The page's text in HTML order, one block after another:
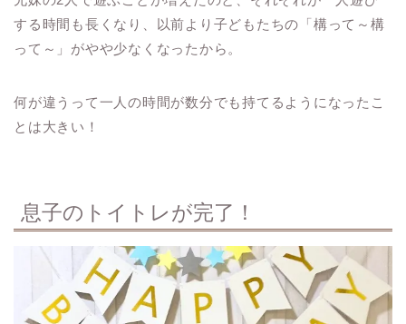
する時間も長くなり、以前より子どもたちの「構って～構
って～」がやや少なくなったから。
何が違うって一人の時間が数分でも持てるようになったこ
とは大きい！
息子のトイトレが完了！